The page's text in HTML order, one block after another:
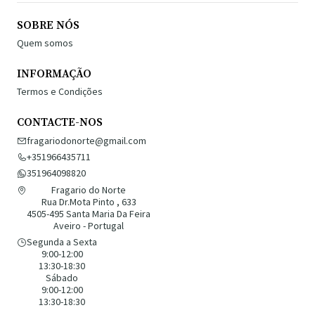
SOBRE NÓS
Quem somos
INFORMAÇÃO
Termos e Condições
CONTACTE-NOS
fragariodonorte@gmail.com
+351966435711
351964098820
Fragario do Norte
Rua Dr.Mota Pinto , 633
4505-495 Santa Maria Da Feira
Aveiro - Portugal
Segunda a Sexta
9:00-12:00
13:30-18:30
Sábado
9:00-12:00
13:30-18:30